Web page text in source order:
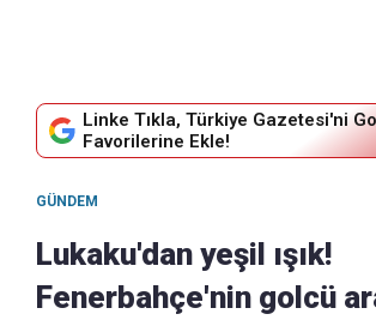
Linke Tıkla, Türkiye Gazetesi'ni
Favorilerine Ekle!
GÜNDEM
Lukaku'dan yeşil ışık!
Fenerbahçe'nin golcü